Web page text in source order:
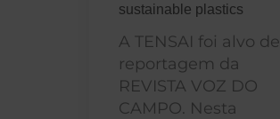
sustainable plastics
A TENSAI foi alvo de
reportagem da
REVISTA VOZ DO
CAMPO. Nesta